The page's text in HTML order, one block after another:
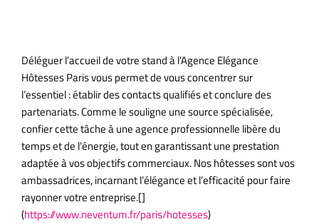
Déléguer l’accueil de votre stand à l’Agence Elégance
Hôtesses Paris vous permet de vous concentrer sur
l’essentiel : établir des contacts qualifiés et conclure des
partenariats. Comme le souligne une source spécialisée,
confier cette tâche à une agence professionnelle libère du
temps et de l’énergie, tout en garantissant une prestation
adaptée à vos objectifs commerciaux. Nos hôtesses sont vos
ambassadrices, incarnant l’élégance et l’efficacité pour faire
rayonner votre entreprise.[]
(https://www.neventum.fr/paris/hotesses)